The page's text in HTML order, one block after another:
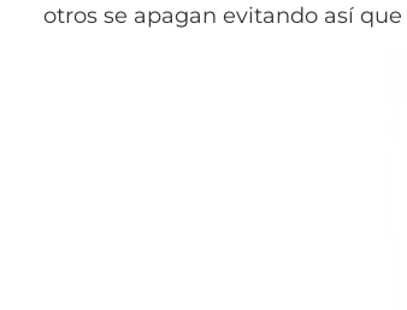
otros se apagan evitando así